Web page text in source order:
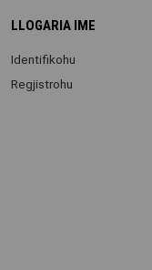
LLOGARIA IME
Identifikohu
Regjistrohu